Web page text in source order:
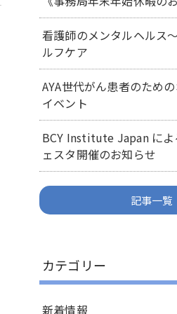
看護師のメンタルヘルス
ルフケア
AYA世代がん患者のため
イベント
BCY Institute Japan によ
ェスタ開催のお知らせ
記事一覧
カテゴリー
新着情報